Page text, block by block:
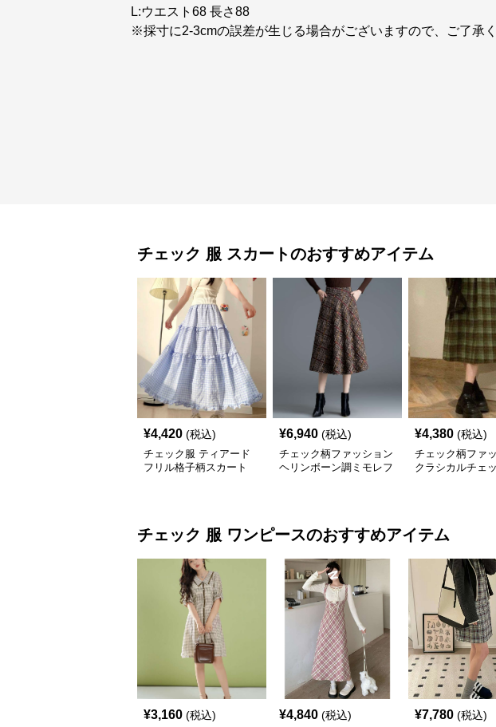
L:ウエスト68 長さ88
※採寸に2-3cmの誤差が生じる場合がございますので、ご了承
チェック 服 スカートのおすすめアイテム
¥4,420 (税込)
チェック服 ティアード
フリル格子柄スカート
¥6,940 (税込)
チェック柄ファッション
ヘリンボーン調ミモレフ
¥4,380 (税込)
チェック柄ファ
クラシカルチェ
チェック 服 ワンピースのおすすめアイテム
¥3,160 (税込) ¥4,840 (税込) ¥7,780 (税込)